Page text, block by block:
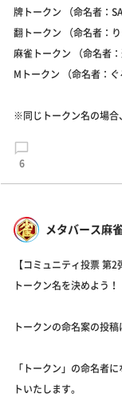
牌トークン （命名者：
翻トークン （命名者：り
麻雀トークン （命名者：
Mトークン （命名者：
※同じトークン名の場合
6
メタバース麻
【コミュニティ投票 第2
トークン名を決めよう！
トークンの命名案の投
「トークン」の命名者
トいたします。